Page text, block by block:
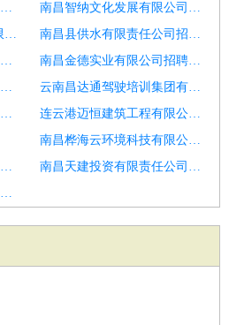
南昌江南女儿红酒厂招聘产品经理
南昌智纳文化发展有限公司招聘高级商业产品经理
南昌聚禾企业管理中心(有限合伙)招聘产品经理
南昌县供水有限责任公司招聘产品经理
南昌赣网水业发展有限公司招聘产品经理
南昌金德实业有限公司招聘防水产品经理
连云港圆子世源贸易有限公司招聘产品经理
云南昌达通驾驶培训集团有限公司招聘产品经理
江西大成国有资产经营管理有限责任公司招聘软件产品经理
连云港迈恒建筑工程有限公司招聘产品经理
南昌桦海云环境科技有限公司招聘产品经理
南昌汇昌汽车服务有限公司招聘产品经理
南昌天建投资有限责任公司招聘产品经理
南昌巴姆达贸易有限公司招聘产品经理